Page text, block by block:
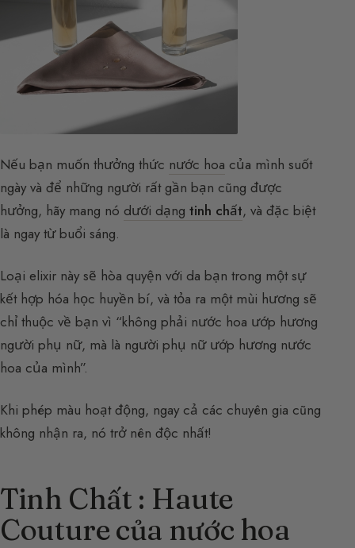
Nếu bạn muốn thưởng thức nước hoa của mình suốt
ngày và để những người rất gần bạn cũng được
hưởng, hãy mang nó dưới dạng tinh chất, và đặc biệt
là ngay từ buổi sáng.
Loại elixir này sẽ hòa quyện với da bạn trong một sự
kết hợp hóa học huyền bí, và tỏa ra một mùi hương sẽ
chỉ thuộc về bạn vì “không phải nước hoa ướp hương
người phụ nữ, mà là người phụ nữ ướp hương nước
hoa của mình”.
Khi phép màu hoạt động, ngay cả các chuyên gia cũng
không nhận ra, nó trở nên độc nhất!
Tinh Chất : Haute
Couture của nước hoa